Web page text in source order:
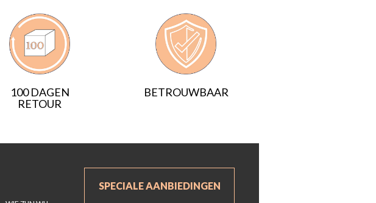
100 DAGEN
RETOUR
BETROUWBAAR
SPECIALE AANBIEDINGEN